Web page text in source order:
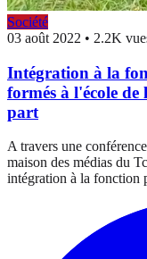
Société
03 août 2022 • 2.2K
Intégration à la
formés à l'école
part
A travers une
maison des médias du
intégration à la fonction